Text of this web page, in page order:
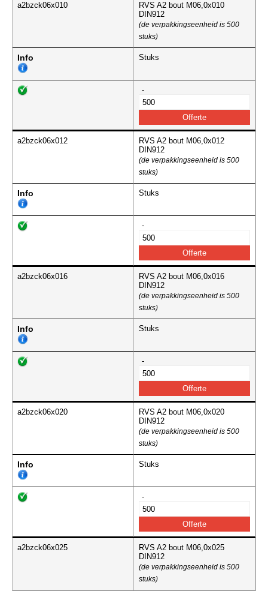
a2bzck06x010
RVS A2 bout M06,0x010
DIN912
(de verpakkingseenheid is 500
stuks)
Info Stuks
-
a2bzck06x012
RVS A2 bout M06,0x012
DIN912
(de verpakkingseenheid is 500
stuks)
Info Stuks
-
a2bzck06x016
RVS A2 bout M06,0x016
DIN912
(de verpakkingseenheid is 500
stuks)
Info Stuks
-
a2bzck06x020
RVS A2 bout M06,0x020
DIN912
(de verpakkingseenheid is 500
stuks)
Info Stuks
-
a2bzck06x025
RVS A2 bout M06,0x025
DIN912
(de verpakkingseenheid is 500
stuks)